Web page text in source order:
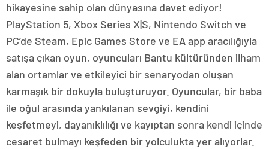
hikayesine sahip olan dünyasına davet ediyor!
PlayStation 5, Xbox Series X|S, Nintendo Switch ve
PC’de Steam, Epic Games Store ve EA app aracılığıyla
satışa çıkan oyun, oyuncuları Bantu kültüründen ilham
alan ortamlar ve etkileyici bir senaryodan oluşan
karmaşık bir dokuyla buluşturuyor. Oyuncular, bir baba
ile oğul arasında yankılanan sevgiyi, kendini
keşfetmeyi, dayanıklılığı ve kayıptan sonra kendi içinde
cesaret bulmayı keşfeden bir yolculukta yer alıyorlar.